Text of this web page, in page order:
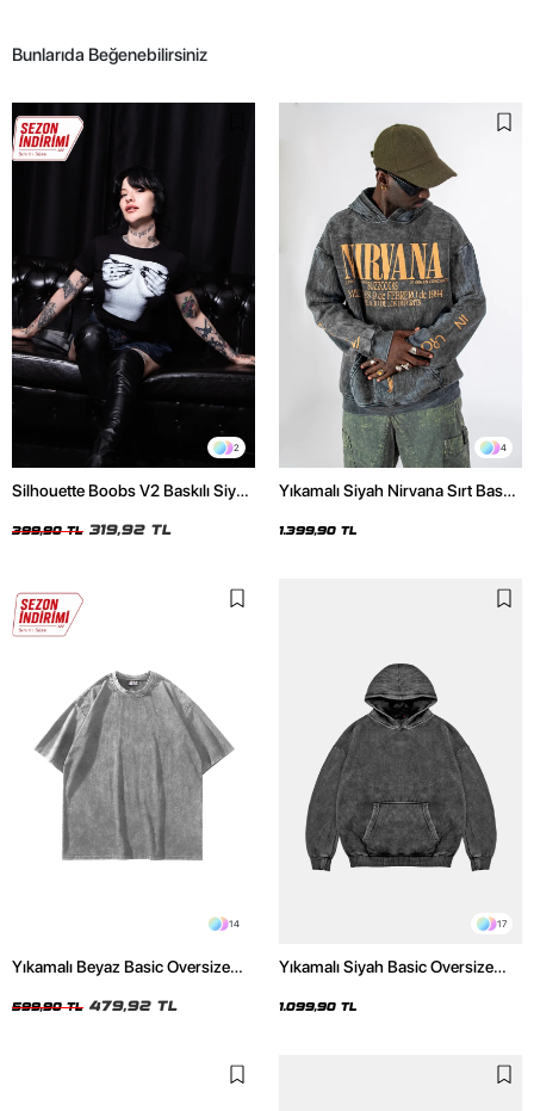
Bunlarıda Beğenebilirsiniz
2
Silhouette Boobs V2 Baskılı Siyah
399,90 TL 319,92 TL
4
Yıkamalı Siyah Nirvana Sırt Baskılı
1.399,90 TL
14
Yıkamalı Beyaz Basic Oversize
599,90 TL 479,92 TL
17
Yıkamalı Siyah Basic Oversize
1.099,90 TL